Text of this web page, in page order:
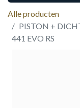
Alle producten
PISTON +
441 EVO RS